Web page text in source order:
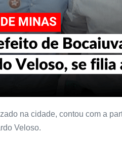
na cidade, contou com a
Veloso.